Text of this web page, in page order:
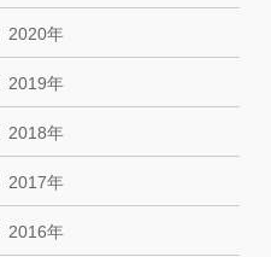
2020年
2019年
2018年
2017年
2016年